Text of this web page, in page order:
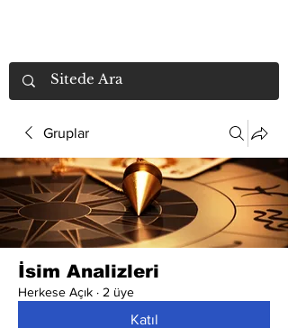
Gruplar
İsim Analizleri
Herkese Açık · 2 üye
Katıl